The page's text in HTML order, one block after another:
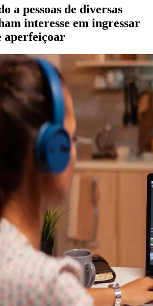
a pessoas de diversas
interesse em ingressar
aperfeiçoar